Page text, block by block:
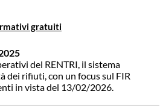
gratuiti
del RENTRI, il sistema
dei rifiuti, con un focus sul FIR
in vista del 13/02/2026.